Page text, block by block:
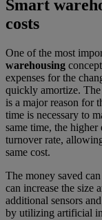
Smart
costs
One of the most
warehousing
expenses for the
quickly amortize.
is a major reason for
time is necessary to
same time, the
turnover rate,
same cost.
The money saved
can increase the size
additional sensors
by utilizing artificial